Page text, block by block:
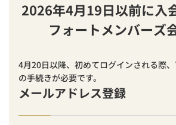
2026年4月19日以前に入
フォートメンバーズ
4月20日以降、初めてログインされる際
の手続きが必要です。
メールアドレス登録